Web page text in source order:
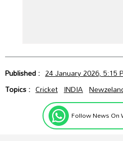
Published : 24 January 2026, 5:15
Topics : Cricket INDIA
Follow News On